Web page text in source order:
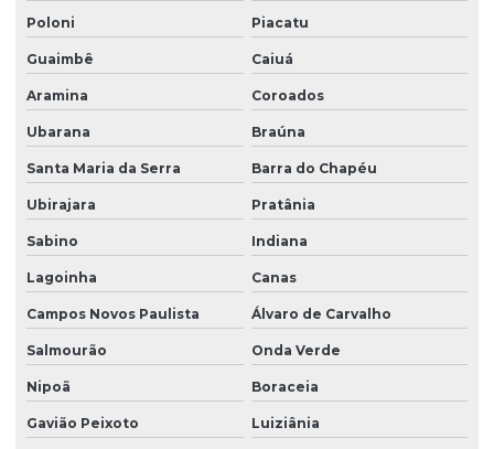
Poloni Piacatu
Guaimbê Caiuá
Aramina Coroados
Ubarana Braúna
Santa Maria da Serra Barra do Chapéu
Ubirajara Pratânia
Sabino Indiana
Lagoinha Canas
Campos Novos Paulista Álvaro de Carvalho
Salmourão Onda Verde
Nipoã Boraceia
Gavião Peixoto Luiziânia